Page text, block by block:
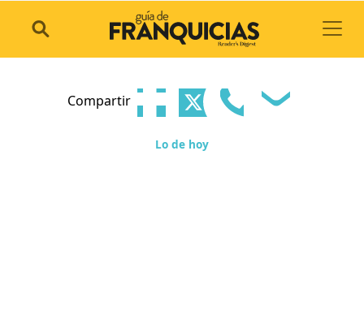
Compartir
Lo de hoy